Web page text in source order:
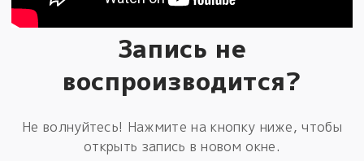
Запись не
воспроизводится?
Не волнуйтесь! Нажмите на кнопку ниже, чтобы
открыть запись в новом окне.